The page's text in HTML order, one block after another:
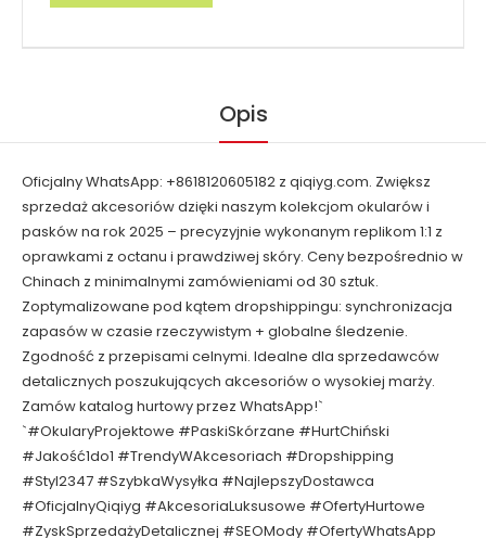
Opis
Oficjalny WhatsApp: +8618120605182 z qiqiyg.com. Zwiększ
sprzedaż akcesoriów dzięki naszym kolekcjom okularów i
pasków na rok 2025 – precyzyjnie wykonanym replikom 1:1 z
oprawkami z octanu i prawdziwej skóry. Ceny bezpośrednio w
Chinach z minimalnymi zamówieniami od 30 sztuk.
Zoptymalizowane pod kątem dropshippingu: synchronizacja
zapasów w czasie rzeczywistym + globalne śledzenie.
Zgodność z przepisami celnymi. Idealne dla sprzedawców
detalicznych poszukujących akcesoriów o wysokiej marży.
Zamów katalog hurtowy przez WhatsApp!`
`#OkularyProjektowe #PaskiSkórzane #HurtChiński
#Jakość1do1 #TrendyWAkcesoriach #Dropshipping
#Styl2347 #SzybkaWysyłka #NajlepszyDostawca
#OficjalnyQiqiyg #AkcesoriaLuksusowe #OfertyHurtowe
#ZyskSprzedażyDetalicznej #SEOMody #OfertyWhatsApp